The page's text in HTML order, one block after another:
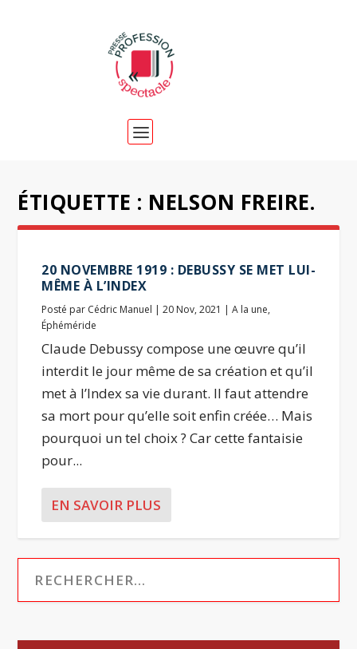
ÉTIQUETTE : NELSON FREIRE.
20 NOVEMBRE 1919 : DEBUSSY SE MET LUI-
MÊME À L’INDEX
Posté par Cédric Manuel |20 Nov, 2021 |A la une,
Éphéméride
Claude Debussy compose une œuvre qu’il
interdit le jour même de sa création et qu’il
met à l’Index sa vie durant. Il faut attendre
sa mort pour qu’elle soit enfin créée… Mais
pourquoi un tel choix ? Car cette fantaisie
pour...
EN SAVOIR PLUS